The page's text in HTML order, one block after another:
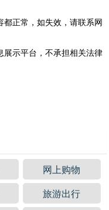
正常，如失效，请联系网
示平台，不承担相关法律
网上购物
旅游出行